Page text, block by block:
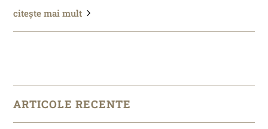
citește mai mult
ARTICOLE RECENTE